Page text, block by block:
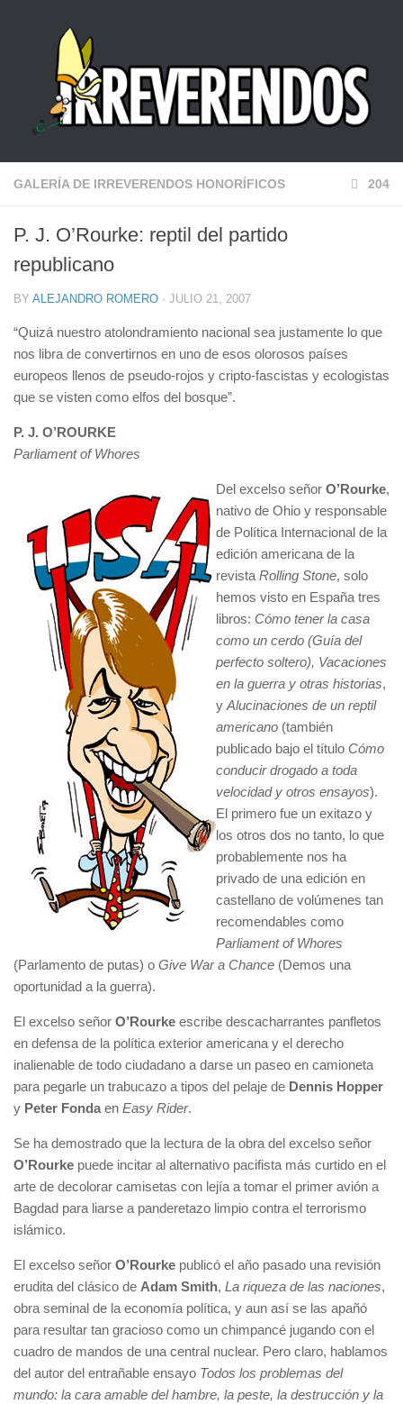
GALERÍA DE IRREVERENDOS HONORÍFICOS 204
P. J. O’Rourke: reptil del partido
republicano
BY ALEJANDRO ROMERO · JULIO 21, 2007
“Quizá nuestro atolondramiento nacional sea justamente lo que
nos libra de convertirnos en uno de esos olorosos países
europeos llenos de pseudo-rojos y cripto-fascistas y ecologistas
que se visten como elfos del bosque”.
P. J. O’ROURKE
Parliament of Whores
Del excelso señor O’Rourke,
nativo de Ohio y responsable
de Política Internacional de la
edición americana de la
revista Rolling Stone, solo
hemos visto en España tres
libros: Cómo tener la casa
como un cerdo (Guía del
perfecto soltero), Vacaciones
en la guerra y otras historias,
y Alucinaciones de un reptil
americano (también
publicado bajo el título Cómo
conducir drogado a toda
velocidad y otros ensayos).
El primero fue un exitazo y
los otros dos no tanto, lo que
probablemente nos ha
privado de una edición en
castellano de volúmenes tan
recomendables como
Parliament of Whores
(Parlamento de putas) o Give War a Chance (Demos una
oportunidad a la guerra).
El excelso señor O’Rourke escribe descacharrantes panfletos
en defensa de la política exterior americana y el derecho
inalienable de todo ciudadano a darse un paseo en camioneta
para pegarle un trabucazo a tipos del pelaje de Dennis Hopper
y Peter Fonda en Easy Rider.
Se ha demostrado que la lectura de la obra del excelso señor
O’Rourke puede incitar al alternativo pacifista más curtido en el
arte de decolorar camisetas con lejía a tomar el primer avión a
Bagdad para liarse a panderetazo limpio contra el terrorismo
islámico.
El excelso señor O’Rourke publicó el año pasado una revisión
erudita del clásico de Adam Smith, La riqueza de las naciones,
obra seminal de la economía política, y aun así se las apañó
para resultar tan gracioso como un chimpancé jugando con el
cuadro de mandos de una central nuclear. Pero claro, hablamos
del autor del entrañable ensayo Todos los problemas del
mundo: la cara amable del hambre, la peste, la destrucción y la